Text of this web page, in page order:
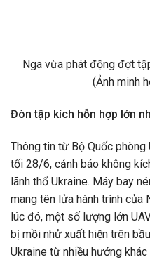
Nga vừa phát động đợt
(Ảnh minh
Đòn tập kích hỗn hợp lớn
Thông tin từ Bộ Quốc phòng
tối 28/6, cảnh báo không
lãnh thổ Ukraine. Máy bay
mang tên lửa hành trình của
lúc đó, một số lượng lớn
bị mồi nhử xuất hiện trên
Ukraine từ nhiều hướng khác